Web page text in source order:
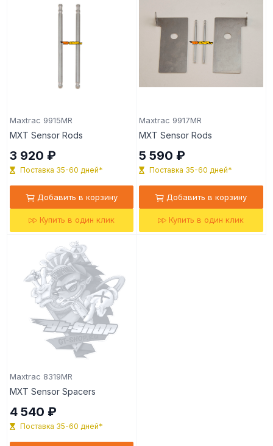
Maxtrac 9915MR
MXT Sensor Rods
3 920 ₽
Поставка 35-60 дней*
Добавить в корзину
Купить в один клик
Maxtrac 9917MR
MXT Sensor Rods
5 590 ₽
Поставка 35-60 дней*
Добавить в корзину
Купить в один клик
Maxtrac 8319MR
MXT Sensor Spacers
4 540 ₽
Поставка 35-60 дней*